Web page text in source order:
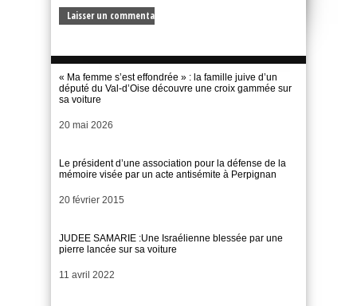
« Ma femme s’est effondrée » : la famille juive d’un
député du Val-d’Oise découvre une croix gammée sur
sa voiture
Date
20 mai 2026
Le président d’une association pour la défense de la
mémoire visée par un acte antisémite à Perpignan
Date
20 février 2015
JUDEE SAMARIE :Une Israélienne blessée par une
pierre lancée sur sa voiture
Date
11 avril 2022